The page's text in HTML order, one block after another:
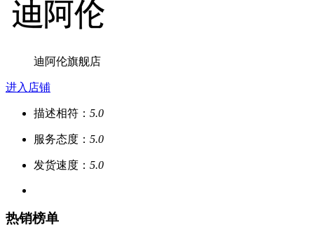
迪阿伦旗舰店
进入店铺
描述相符： 5.0
服务态度： 5.0
发货速度： 5.0
热销榜单